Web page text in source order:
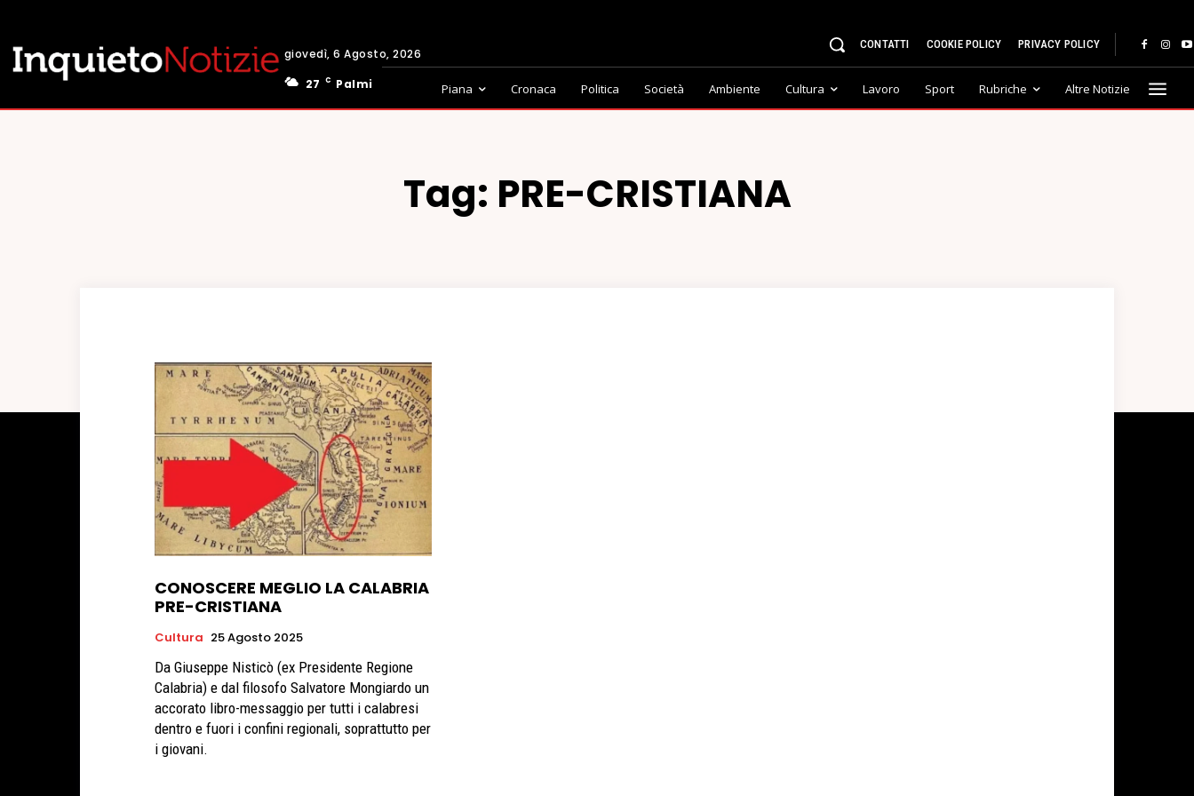
giovedì, 6 Agosto, 2026
27
C Palmi
CONTATTI COOKIE POLICY PRIVACY POLICY
Piana Cronaca Politica Società Ambiente Cultura Lavoro Sport Rubriche Altre Notizie
Tag: PRE-CRISTIANA
CONOSCERE MEGLIO LA CALABRIA
PRE-CRISTIANA
Cultura 25 Agosto 2025
Da Giuseppe Nisticò (ex Presidente Regione
Calabria) e dal filosofo Salvatore Mongiardo un
accorato libro-messaggio per tutti i calabresi
dentro e fuori i confini regionali, soprattutto per
i giovani.